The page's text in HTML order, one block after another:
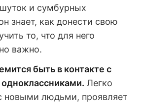
и сумбурных
знает, как донести свою
то, что для него
важно.
быть в контакте с
Легко
новыми людьми, проявляет